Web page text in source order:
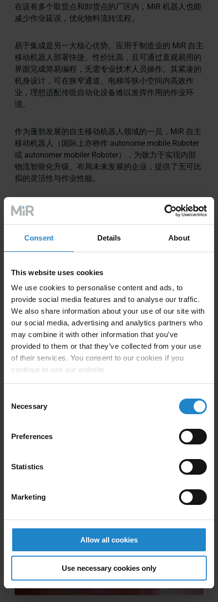
Consent Details About
This website uses cookies
We use cookies to personalise content and ads, to
provide social media features and to analyse our traffic.
We also share information about your use of our site with
our social media, advertising and analytics partners who
may combine it with other information that you’ve
provided to them or that they’ve collected from your use
of their services. You consent to our cookies if you
continue to use our website.
Selection
Necessary
Preferences
Statistics
Marketing
Allow all cookies
Use necessary cookies only
在设有多个取货点和卸货点的厂区内，MiR 机器人也能
减少作业延误，优化物料流转流程。
易于集成是另一大核心优势。应用于制造业的 MiR 自主
移动机器人部署快捷、性价比高，且可通过直观易用的
界面完成简易编程，无需专业技术人员操作。其紧凑的
机身设计，可在狭窄通道、电梯等狭小空间内高效作
业，理想适配传统自动化设备难以发挥作用的作业环
境。
作为蓬勃发展的自主移动机器人领域的一员，MiR 自主
移动机器人（国际上亦称作 autonome mobile Roboter
或 autonomer mobiler Roboter），为致力于实现内部
物流智能化升级、布局未来发展的企业，提供了无可比
拟的灵活性与作业性能。
从我们的客户的应用案例中
获取经验